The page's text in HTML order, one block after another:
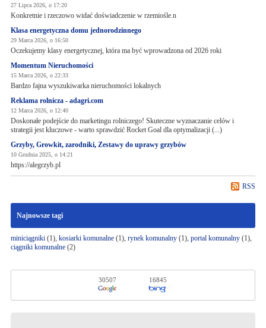
27 Lipca 2026, o 17:20
Konkretnie i rzeczowo widać doświadczenie w rzemiośle.n
Klasa energetyczna domu jednorodzinnego
29 Marca 2026, o 16:50
Oczekujemy klasy energetycznej, która ma być wprowadzona od 2026 roki
Momentum Nieruchomości
15 Marca 2026, o 22:33
Bardzo fajna wyszukiwarka nieruchomości lokalnych
Reklama rolnicza - adagri.com
12 Marca 2026, o 12:40
Doskonałe podejście do marketingu rolniczego! Skuteczne wyznaczanie celów i
strategii jest kluczowe - warto sprawdzić Rocket Goal dla optymalizacji (...)
Grzyby, Growkit, zarodniki, Zestawy do uprawy grzybów
10 Grudnia 2025, o 14:21
https://alegrzyb.pl
RSS
Najnowsze tagi
miniciągniki(1), kosiarki komunalne(1), rynek komunalny(1), portal komunalny(1),
ciągniki komunalne(2)
30507 16845